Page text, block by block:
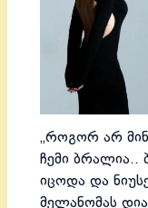
„როგორ არ
ჩემი ბრალია..
იცოდა და
მელანომას